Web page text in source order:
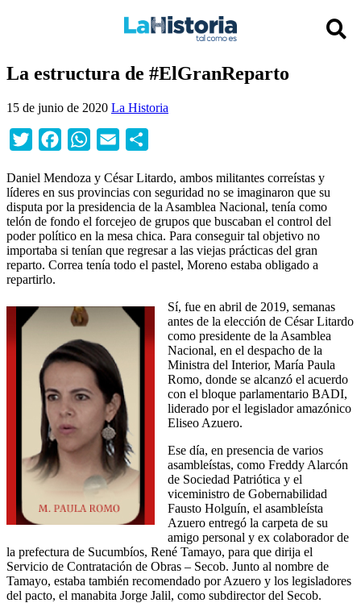
La estructura de #ElGranReparto
15 de junio de 2020 La Historia
Twitter FacebookWhatsApp
Email
Daniel Mendoza y César Litardo, ambos militantes correístas y
líderes en sus provincias con seguridad no se imaginaron que su
disputa por la presidencia de la Asamblea Nacional, tenía como
telón de fondo el forcejeo de grupos que buscaban el control del
poder político en la mesa chica. Para conseguir tal objetivo no
importaba si tenían que regresar a las viejas prácticas del gran
reparto. Correa tenía todo el pastel, Moreno estaba obligado a
repartirlo.
Sí, fue en abril de 2019, semanas
antes de la elección de César Litardo
como presidente de la Asamblea
Nacional, en el despacho de la
Ministra del Interior, María Paula
Romo, donde se alcanzó el acuerdo
con el bloque parlamentario BADI,
liderado por el legislador amazónico
Eliseo Azuero.
Ese día, en presencia de varios
asambleístas, como Freddy Alarcón
de Sociedad Patriótica y el
viceministro de Gobernabilidad
Fausto Holguín, el asambleísta
Azuero entregó la carpeta de su
amigo personal y ex colaborador de
la prefectura de Sucumbíos, René Tamayo, para que dirija el
Servicio de Contratación de Obras – Secob. Junto al nombre de
Tamayo, estaba también recomendado por Azuero y los legisladores
del pacto, el manabita Jorge Jalil, como subdirector del Secob.